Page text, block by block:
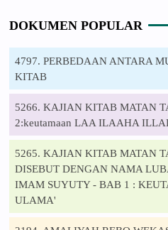
DOKUMEN POPULAR
4797. PERBEDAAN ANTARA
KITAB
5266. KAJIAN KITAB MATAN
2:keutamaan LAA ILAAHA
5265. KAJIAN KITAB MATAN
DISEBUT DENGAN NAMA
IMAM SUYUTY - BAB 1 :
ULAMA'